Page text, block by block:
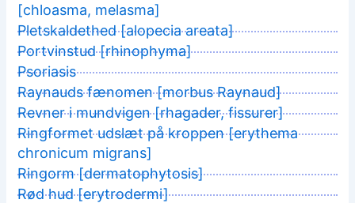
[chloasma, melasma]
Pletskaldethed [alopecia areata]
Portvinstud [rhinophyma]
Psoriasis
Raynauds fænomen [morbus Raynaud]
Revner i mundvigen [rhagader, fissurer]
Ringformet udslæt på kroppen [erythema
chronicum migrans]
Ringorm [dermatophytosis]
Rød hud [erytrodermi]